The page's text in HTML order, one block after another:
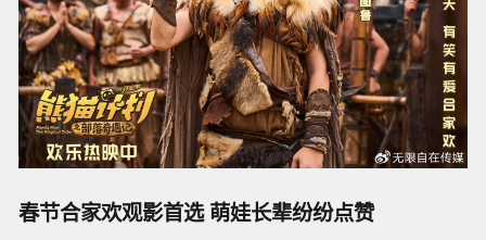
春节合家欢观影首选 萌娃长辈纷纷点赞